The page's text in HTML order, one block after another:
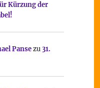
Kürzung der
Pansezu31.